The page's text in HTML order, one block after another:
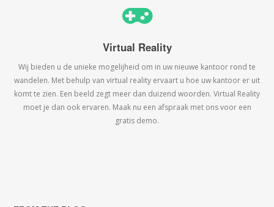
Virtual Reality
Wij bieden u de unieke mogelijheid om in uw nieuwe kantoor rond te
wandelen. Met behulp van virtual reality ervaart u hoe uw kantoor er uit
komt te zien. Een beeld zegt meer dan duizend woorden. Virtual Reality
moet je dan ook ervaren. Maak nu een afspraak met ons voor een
gratis demo.